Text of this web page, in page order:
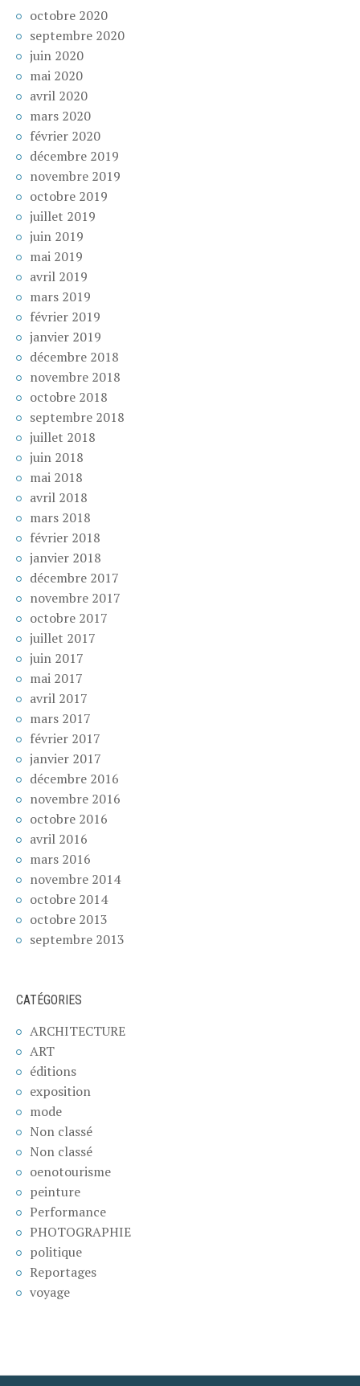
octobre 2020
septembre 2020
juin 2020
mai 2020
avril 2020
mars 2020
février 2020
décembre 2019
novembre 2019
octobre 2019
juillet 2019
juin 2019
mai 2019
avril 2019
mars 2019
février 2019
janvier 2019
décembre 2018
novembre 2018
octobre 2018
septembre 2018
juillet 2018
juin 2018
mai 2018
avril 2018
mars 2018
février 2018
janvier 2018
décembre 2017
novembre 2017
octobre 2017
juillet 2017
juin 2017
mai 2017
avril 2017
mars 2017
février 2017
janvier 2017
décembre 2016
novembre 2016
octobre 2016
avril 2016
mars 2016
novembre 2014
octobre 2014
octobre 2013
septembre 2013
CATÉGORIES
ARCHITECTURE
ART
éditions
exposition
mode
Non classé
Non classé
oenotourisme
peinture
Performance
PHOTOGRAPHIE
politique
Reportages
voyage